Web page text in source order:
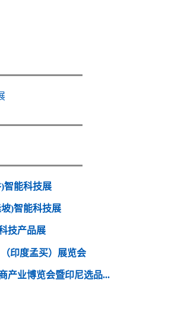
智能科技展
)智能科技展
技产品展
印度孟买）展览会
产业博览会暨印尼选品...